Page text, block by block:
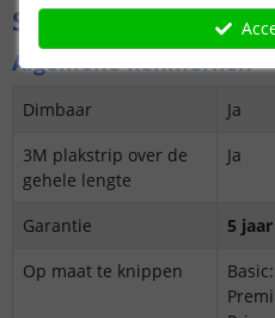
Specificaties
Algemene kenmerken
Dimbaar
Ja
3M plakstrip over de
gehele lengte
Ja
Garantie
5 jaar
Op maat te knippen